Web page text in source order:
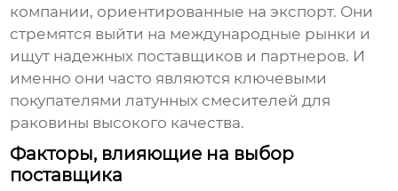
компании, ориентированные на экспорт. Они
стремятся выйти на международные рынки и
ищут надежных поставщиков и партнеров. И
именно они часто являются ключевыми
покупателямилатунных смесителей для
раковины высокого качества.
Факторы, влияющие на выбор
поставщика